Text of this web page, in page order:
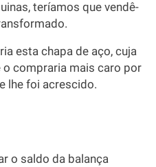
teríamos que vendê-
esta chapa de aço, cuja
o compraria mais caro por
lhe foi acrescido.
o saldo da balança